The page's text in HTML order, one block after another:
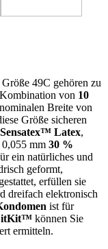
49C gehören zu
von 10
Breite von
Größe sicheren
Sensatex™ Latex,
mm 30 %
ein natürliches und
geformt,
erfüllen sie
dreifach elektronisch
ist für
können Sie
ermitteln.